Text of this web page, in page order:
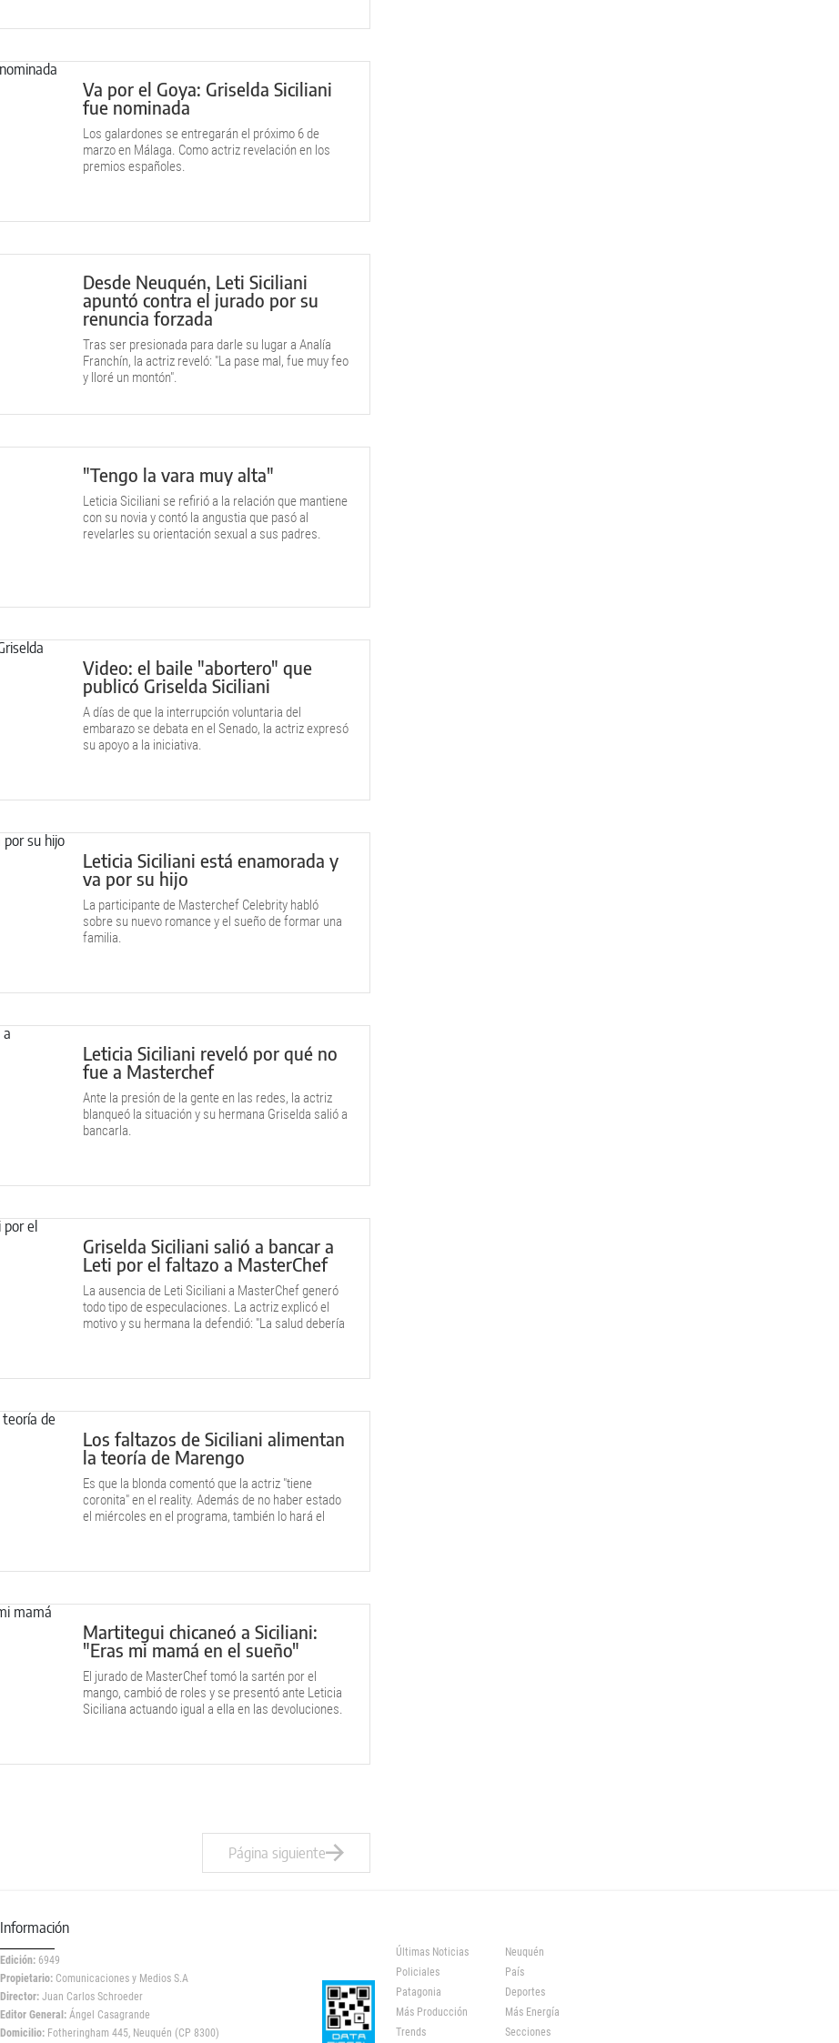
Va por el Goya: Griselda Siciliani
fue nominada
Los galardones se entregarán el próximo 6 de
marzo en Málaga. Como actriz revelación en los
premios españoles.
Desde Neuquén, Leti Siciliani
apuntó contra el jurado por su
renuncia forzada
Tras ser presionada para darle su lugar a Analía
Franchín, la actriz reveló: "La pase mal, fue muy feo
y lloré un montón".
"Tengo la vara muy alta"
Leticia Siciliani se refirió a la relación que mantiene
con su novia y contó la angustia que pasó al
revelarles su orientación sexual a sus padres.
Video: el baile "abortero" que
publicó Griselda Siciliani
A días de que la interrupción voluntaria del
embarazo se debata en el Senado, la actriz expresó
su apoyo a la iniciativa.
Leticia Siciliani está enamorada y
va por su hijo
La participante de Masterchef Celebrity habló
sobre su nuevo romance y el sueño de formar una
familia.
Leticia Siciliani reveló por qué no
fue a Masterchef
Ante la presión de la gente en las redes, la actriz
blanqueó la situación y su hermana Griselda salió a
bancarla.
Griselda Siciliani salió a bancar a
Leti por el faltazo a MasterChef
La ausencia de Leti Siciliani a MasterChef generó
todo tipo de especulaciones. La actriz explicó el
motivo y su hermana la defendió: "La salud debería
Los faltazos de Siciliani alimentan
la teoría de Marengo
Es que la blonda comentó que la actriz "tiene
coronita" en el reality. Además de no haber estado
el miércoles en el programa, también lo hará el
Martitegui chicaneó a Siciliani:
"Eras mi mamá en el sueño"
El jurado de MasterChef tomó la sartén por el
mango, cambió de roles y se presentó ante Leticia
Siciliana actuando igual a ella en las devoluciones.
Página siguiente
Información
Edición: 6949
Propietario: Comunicaciones y Medios S.A
Director: Juan Carlos Schroeder
Editor General: Ángel Casagrande
Domicilio: Fotheringham 445, Neuquén (CP 8300)
Últimas Noticias
Neuquén
Policiales
País
Patagonia
Deportes
Más Producción
Más Energía
Trends
Secciones